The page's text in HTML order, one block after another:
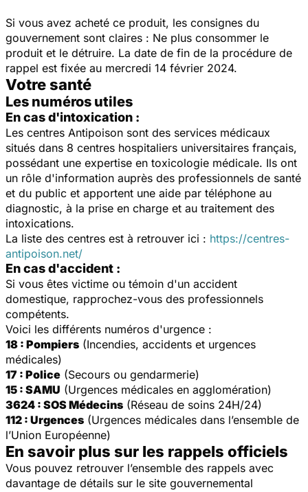
Si vous avez acheté ce produit, les consignes du
gouvernement sont claires : Ne plus consommer le
produit et le détruire. La date de fin de la procédure de
rappel est fixée au mercredi 14 février 2024.
Votre santé
Les numéros utiles
En cas d'intoxication :
Les centres Antipoison sont des services médicaux
situés dans 8 centres hospitaliers universitaires français,
possédant une expertise en toxicologie médicale. Ils ont
un rôle d'information auprès des professionnels de santé
et du public et apportent une aide par téléphone au
diagnostic, à la prise en charge et au traitement des
intoxications.
La liste des centres est à retrouver ici : https://centres-
antipoison.net/
En cas d'accident :
Si vous êtes victime ou témoin d'un accident
domestique, rapprochez-vous des professionnels
compétents.
Voici les différents numéros d'urgence :
18 : Pompiers (Incendies, accidents et urgences
médicales)
17 : Police (Secours ou gendarmerie)
15 : SAMU (Urgences médicales en agglomération)
3624 : SOS Médecins (Réseau de soins 24H/24)
112 : Urgences (Urgences médicales dans l’ensemble de
l’Union Européenne)
En savoir plus sur les rappels officiels
Vous pouvez retrouver l’ensemble des rappels avec
davantage de détails sur le site gouvernemental